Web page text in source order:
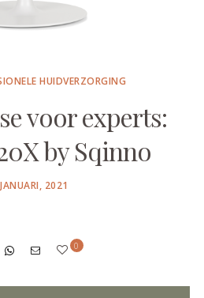
HUIDVERZORGING
voor experts:
by Sqinno
2021
0